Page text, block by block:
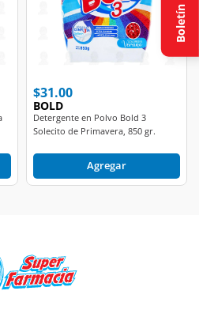
$31.00
BOLD
Detergente en Polvo Bold 3
Solecito de Primavera, 850 gr.
Agregar
Boletín